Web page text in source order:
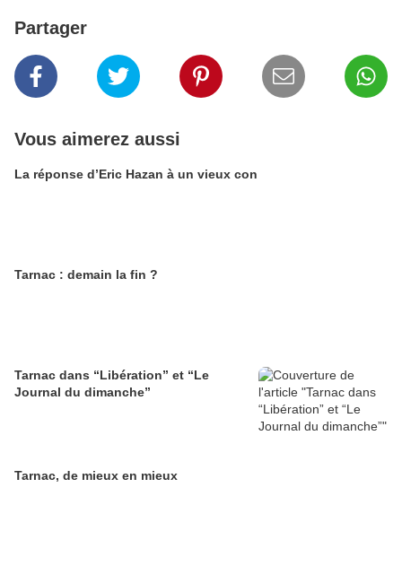
Partager
Vous aimerez aussi
La réponse d’Eric Hazan à un vieux con
Tarnac : demain la fin ?
Tarnac dans “Libération” et “Le
Journal du dimanche”
Tarnac, de mieux en mieux